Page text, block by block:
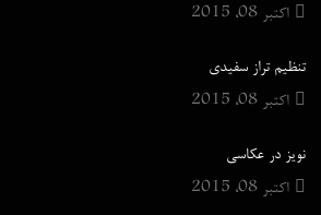
اکتبر 08, 2015
تنظیم تراز سفیدی
اکتبر 08, 2015
نویز در عکاسی
اکتبر 08, 2015